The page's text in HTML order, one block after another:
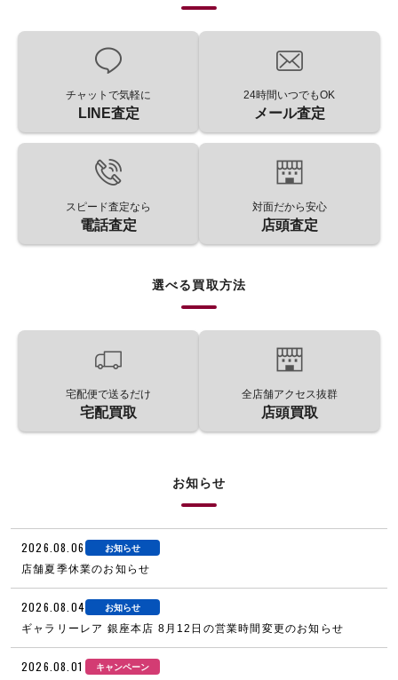
チャットで気軽に
LINE査定
24時間いつでもOK
メール査定
スピード査定なら
電話査定
対面だから安心
店頭査定
選べる買取方法
宅配便で送るだけ
宅配買取
全店舗アクセス抜群
店頭買取
お知らせ
2026.08.06 お知らせ
店舗夏季休業のお知らせ
2026.08.04 お知らせ
ギャラリーレア 銀座本店 8月12日の営業時間変更のお知らせ
2026.08.01 キャンペーン